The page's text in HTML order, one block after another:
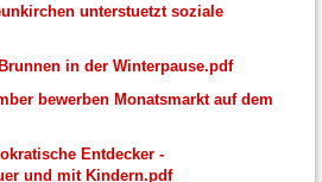
unterstuetzt soziale
in der Winterpause.pdf
bewerben Monatsmarkt auf dem
Entdecker -
und mit Kindern.pdf